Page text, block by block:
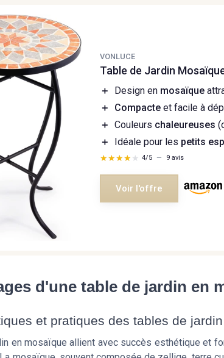
VONLUCE
Table de Jardin
＋ Design en mosaïque
＋
Compacte et facile à
＋ Couleurs chaleureuses
＋
Idéale pour les petits
★★★★★
★★★★★ 4/5 — 9 avis
Voir l'offre
d'une table de jardin en
et pratiques des tables de
en mosaïque allient avec succès esthétique et